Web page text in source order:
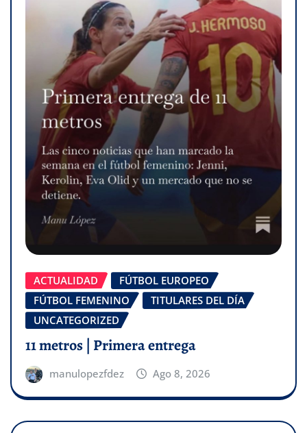
ACTUALIDAD
FÚTBOL EUROPEO
FÚTBOL FEMENINO
TITULARES DEL DÍA
UNCATEGORIZED
11 metros | Primera entrega
manulopezfdez Ago 8, 2026